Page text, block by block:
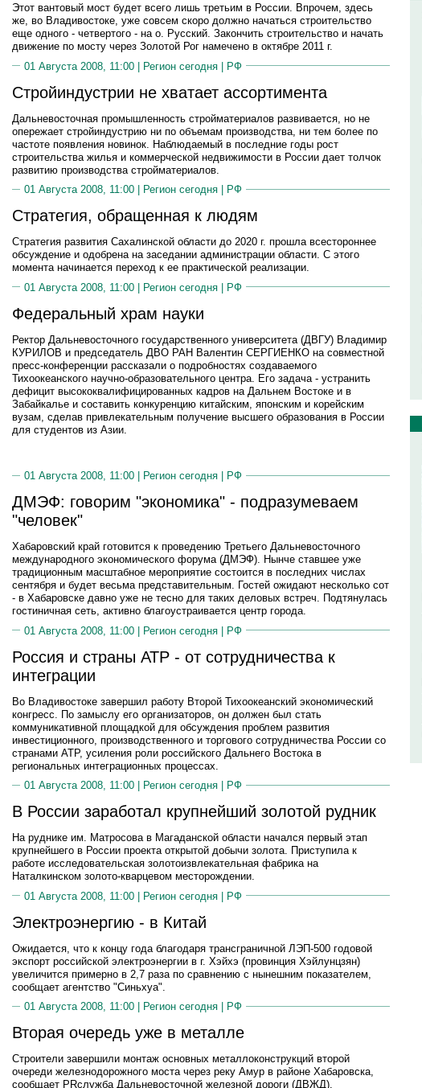
Этот вантовый мост будет всего лишь третьим в России. Впрочем, здесь
же, во Владивостоке, уже совсем скоро должно начаться строительство
еще одного - четвертого - на о. Русский. Закончить строительство и начать
движение по мосту через Золотой Рог намечено в октябре 2011 г.
01 Августа 2008, 11:00 | Регион сегодня | РФ
Стройиндустрии не хватает ассортимента
Дальневосточная промышленность стройматериалов развивается, но не
опережает стройиндустрию ни по объемам производства, ни тем более по
частоте появления новинок. Наблюдаемый в последние годы рост
строительства жилья и коммерческой недвижимости в России дает толчок
развитию производства стройматериалов.
01 Августа 2008, 11:00 |
Регион сегодня РФ
Стратегия, обращенная к людям
Стратегия развития Сахалинской области до 2020 г. прошла всестороннее
обсуждение и одобрена на заседании администрации области. C этого
момента начинается переход к ее практической реализации.
01 Августа 2008, 11:00 | Регион сегодня | РФ
Федеральный храм науки
Ректор Дальневосточного государственного университета (ДВГУ) Владимир
КУРИЛОВ и председатель ДВО РАН Валентин СЕРГИЕНКО на совместной
пресс-конференции рассказали о подробностях создаваемого
Тихоокеанского научно-образовательного центра. Его задача - устранить
дефицит высококвалифицированных кадров на Дальнем Востоке и в
Забайкалье и составить конкуренцию китайским, японским и корейским
вузам, сделав привлекательным получение высшего образования в России
для студентов из Азии.
01 Августа 2008, 11:00 | Регион сегодня РФ
ДМЭФ: говорим "экономика" - подразумеваем
"человек"
Хабаровский край готовится к проведению Третьего Дальневосточного
международного экономического форума (ДМЭФ). Нынче ставшее уже
традиционным масштабное мероприятие состоится в последних числах
сентября и будет весьма представительным. Гостей ожидают несколько сот
- в Хабаровске давно уже не тесно для таких деловых встреч. Подтянулась
гостиничная сеть, активно благоустраивается центр города.
01 Августа 2008, 11:00 | Регион сегодня | РФ
Россия и страны АТР - от сотрудничества к
интеграции
Во Владивостоке завершил работу Второй Тихоокеанский экономический
конгресс. По замыслу его организаторов, он должен был стать
коммуникативной площадкой для обсуждения проблем развития
инвестиционного, производственного и торгового сотрудничества России со
странами АТР, усиления роли российского Дальнего Востока в
региональных интеграционных процессах.
01 Августа 2008, 11:00 |
Регион сегодня РФ
В России заработал крупнейший золотой рудник
На руднике им. Матросова в Магаданской области начался первый этап
крупнейшего в России проекта открытой добычи золота. Приступила к
работе исследовательская золотоизвлекательная фабрика на
Наталкинском золото-кварцевом месторождении.
01 Августа 2008, 11:00 | Регион сегодня | РФ
Электроэнергию - в Китай
Ожидается, что к концу года благодаря трансграничной ЛЭП-500 годовой
экспорт российской электроэнергии в г. Хэйхэ (провинция Хэйлунцзян)
увеличится примерно в 2,7 раза по сравнению с нынешним показателем,
сообщает агентство "Синьхуа".
01 Августа 2008, 11:00 |
Регион сегодня РФ
Вторая очередь уже в металле
Строители завершили монтаж основных металлоконструкций второй
очереди железнодорожного моста через реку Амур в районе Хабаровска,
сообщает PRслужба Дальневосточной железной дороги (ДВЖД).